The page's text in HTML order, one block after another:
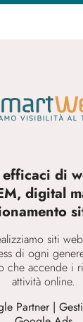
di
digital
siti
di ogni
che accende i
attività online.
Partner |